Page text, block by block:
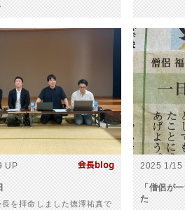
UP
長を拝命しました徳澤祐真で
2025 1/15
「僧侶が
た